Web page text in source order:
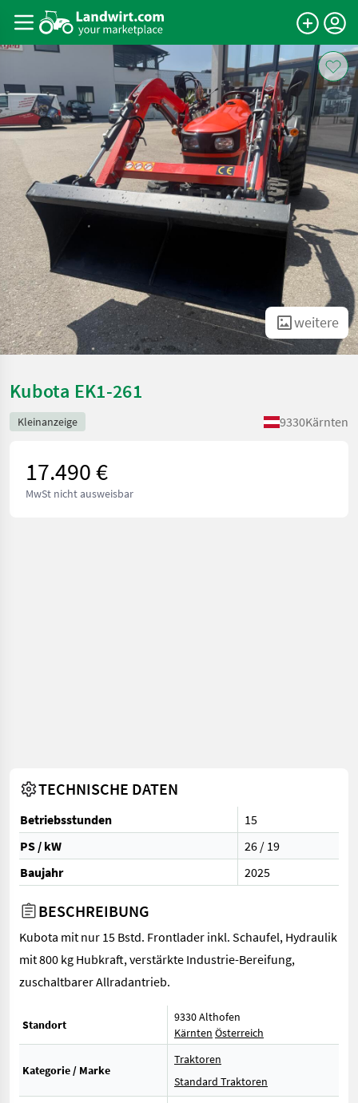
weitere
Kubota EK1-261
Kleinanzeige 9330Kärnten
17.490 €
MwSt nicht ausweisbar
TECHNISCHE DATEN
Betriebsstunden
15
PS / kW
26 / 19
Baujahr
2025
BESCHREIBUNG
Kubota mit nur 15 Bstd. Frontlader inkl. Schaufel, Hydraulik
mit 800 kg Hubkraft, verstärkte Industrie-Bereifung,
zuschaltbarer Allradantrieb.
Standort
9330 Althofen
Kärnten Österreich
Kategorie / Marke
Traktoren
Standard Traktoren